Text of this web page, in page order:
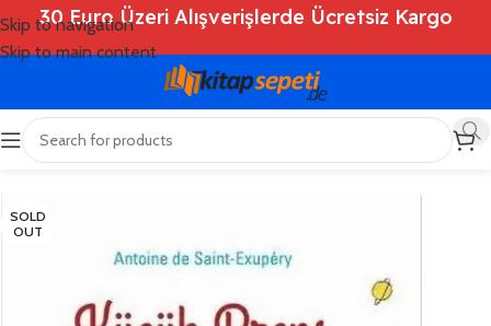
Skip to navigation
Skip to main content
30 Euro Üzeri Alışverişlerde Ücretsiz Kargo
Ana Sayfa Shop
SOLD
OUT